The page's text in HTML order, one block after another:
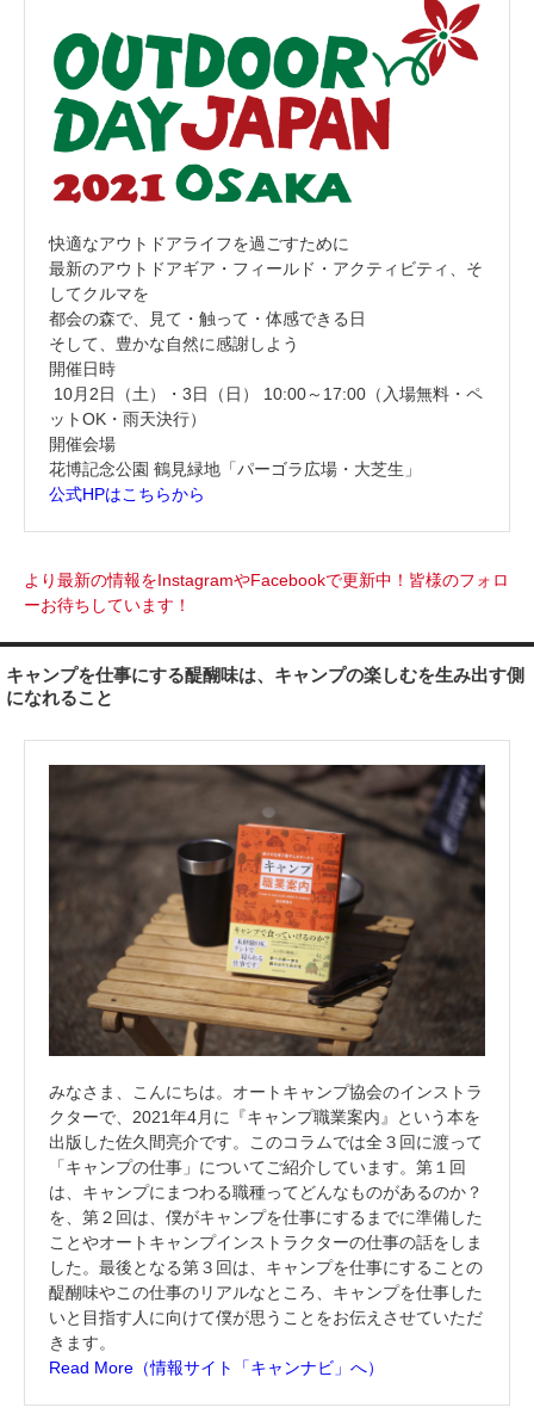
快適なアウトドアライフを過ごすために
最新のアウトドアギア・フィールド・アクティビティ、そ
してクルマを
都会の森で、見て・触って・体感できる日
そして、豊かな自然に感謝しよう
開催日時
10月2日（土）・3日（日） 10:00～17:00（入場無料・ペ
ットOK・雨天決行）
開催会場
花博記念公園 鶴見緑地「パーゴラ広場・大芝生」
公式HPはこちらから
より最新の情報をInstagramやFacebookで更新中！皆様のフォロ
ーお待ちしています！
キャンプを仕事にする醍醐味は、キャンプの楽しむを生み出す側
になれること
みなさま、こんにちは。オートキャンプ協会のインストラ
クターで、2021年4月に『キャンプ職業案内』という本を
出版した佐久間亮介です。このコラムでは全３回に渡って
「キャンプの仕事」についてご紹介しています。第１回
は、キャンプにまつわる職種ってどんなものがあるのか？
を、第２回は、僕がキャンプを仕事にするまでに準備した
ことやオートキャンプインストラクターの仕事の話をしま
した。最後となる第３回は、キャンプを仕事にすることの
醍醐味やこの仕事のリアルなところ、キャンプを仕事した
いと目指す人に向けて僕が思うことをお伝えさせていただ
きます。
Read More（情報サイト「キャンナビ」へ）